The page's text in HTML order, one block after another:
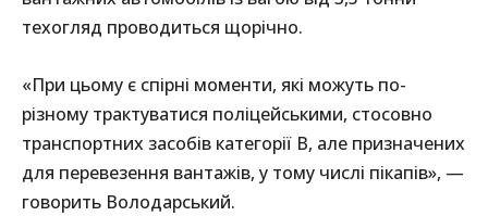
техогляд проводиться щорічно.
«При цьому є спірні моменти, які можуть по-
різному трактуватися поліцейськими, стосовно
транспортних засобів категорії В, але призначених
для перевезення вантажів, у тому числі пікапів», —
говорить Володарський.